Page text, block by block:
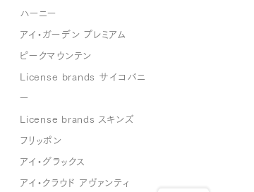
ハーニー
アイ・ガーデン プレミアム
ピークマウンテン
License brands サイコバニ
ー
License brands スキンズ
フリッポン
アイ・グラックス
アイ・クラウド アヴァンティ